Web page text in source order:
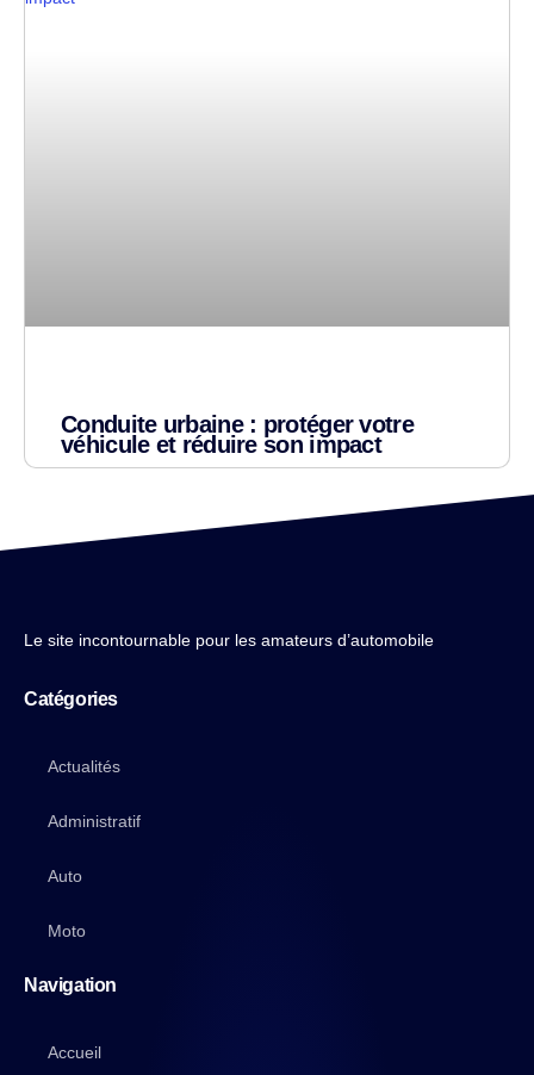
Conduite urbaine : protéger votre
véhicule et réduire son impact
Le site incontournable pour les amateurs d’automobile
Catégories
Actualités
Administratif
Auto
Moto
Navigation
Accueil